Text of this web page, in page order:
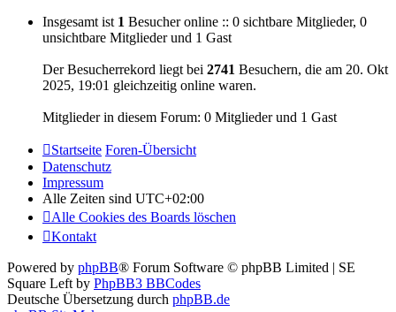
Insgesamt ist 1 Besucher online :: 0 sichtbare Mitglieder, 0
unsichtbare Mitglieder und 1 Gast
Der Besucherrekord liegt bei 2741 Besuchern, die am 20. Okt
2025, 19:01 gleichzeitig online waren.
Mitglieder in diesem Forum: 0 Mitglieder und 1 Gast
Startseite Foren-Übersicht
Datenschutz
Impressum
Alle Zeiten sind UTC+02:00
Alle Cookies des Boards löschen
Kontakt
Powered by phpBB® Forum Software © phpBB Limited | SE
Square Left by PhpBB3 BBCodes
Deutsche Übersetzung durch phpBB.de